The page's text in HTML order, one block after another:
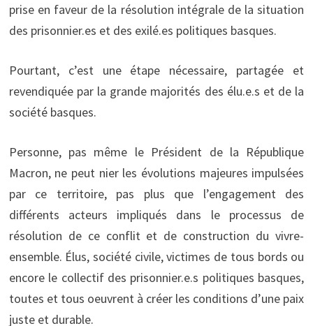
prise en faveur de la résolution intégrale de la situation
des prisonnier.es et des exilé.es politiques basques.
Pourtant, c’est une étape nécessaire, partagée et
revendiquée par la grande majorités des élu.e.s et de la
société basques.
Personne, pas même le Président de la République
Macron, ne peut nier les évolutions majeures impulsées
par ce territoire, pas plus que l’engagement des
différents acteurs impliqués dans le processus de
résolution de ce conflit et de construction du vivre-
ensemble. Élus, société civile, victimes de tous bords ou
encore le collectif des prisonnier.e.s politiques basques,
toutes et tous oeuvrent à créer les conditions d’une paix
juste et durable.